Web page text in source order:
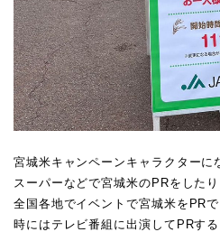
宮城米キャンペーンキャラクターに
スーパーなどで宮城米のPRをしたり
全国各地でイベントで宮城米をPR
時にはテレビ番組に出演してPRする